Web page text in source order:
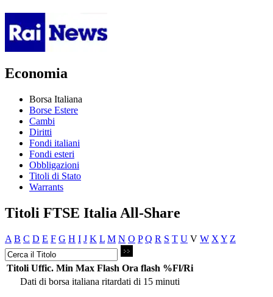
Economia
Borsa Italiana
Borse Estere
Cambi
Diritti
Fondi italiani
Fondi esteri
Obbligazioni
Titoli di Stato
Warrants
Titoli FTSE Italia All-Share
A B C D E F G H I J K L M N O P Q R S T U V W X Y Z
Titoli Uffic. Min Max Flash Ora flash %Fl/Ri
Dati di borsa italiana ritardati di 15 minuti